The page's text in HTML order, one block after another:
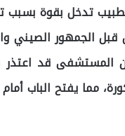
تدخل بقوة بسبب
الجمهور الصيني
المستشفى قد
كورة، مما يفتح الباب